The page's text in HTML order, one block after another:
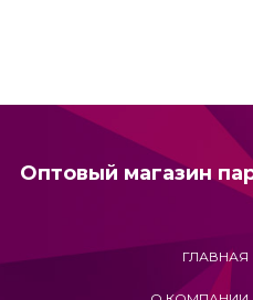
Оптовый магазин
ГЛАВНАЯ